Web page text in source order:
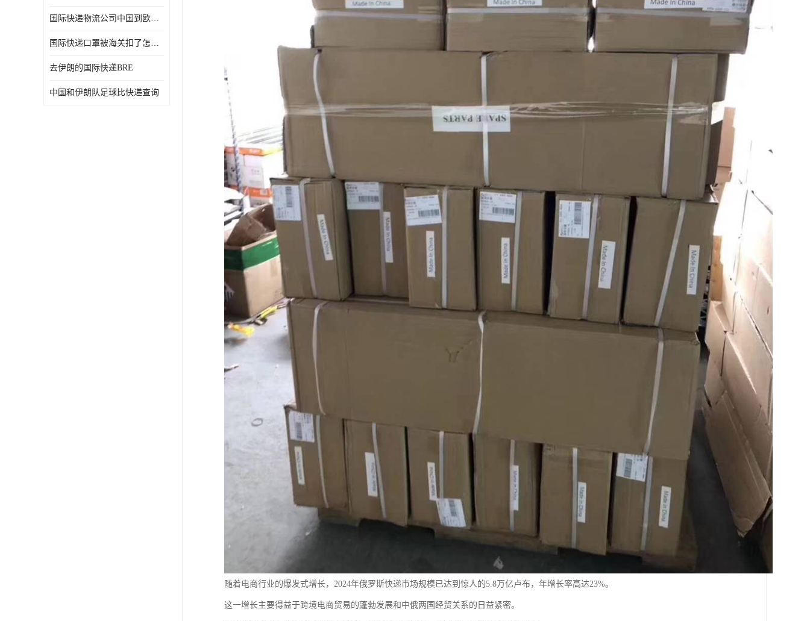
国际快递物流公司中国到欧洲英国法国德国能寄铁路空运海运
国际快递口罩被海关扣了怎么办
去伊朗的国际快递BRE
中国和伊朗队足球比快递查询
随着电商行业的爆发式增长，2024年俄罗斯快递市场规模已达到惊人的5.8万亿卢布，年增长率高达23%。
这一增长主要得益于跨境电商贸易的蓬勃发展和中俄两国经贸关系的日益紧密。